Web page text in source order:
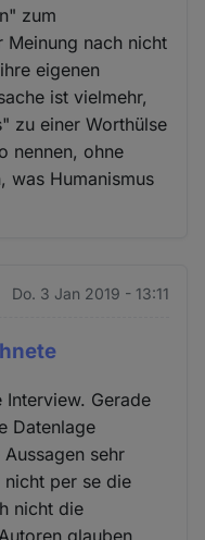
zum
Meinung nach nicht
eigenen
ist vielmehr,
zu einer Worthülse
nennen, ohne
was Humanismus
Do. 3 Jan 2019 - 13:11
Interview. Gerade
Datenlage
sehr
nicht per se die
nicht die